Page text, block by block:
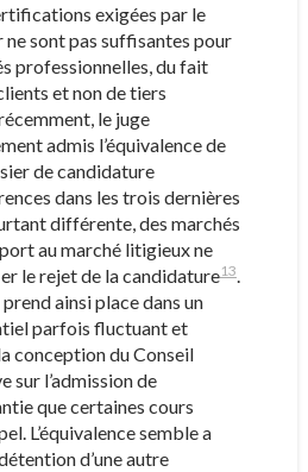
exigées par le
sont pas suffisantes pour
professionnelles, du fait
et non de tiers
le juge
admis l’équivalence de
de candidature
dans les trois dernières
différente, des marchés
au marché litigieux ne
le rejet de la candidature13.
ainsi place dans un
parfois fluctuant et
conception du Conseil
sur l’admission de
que certaines cours
L’équivalence semble a
d’une autre